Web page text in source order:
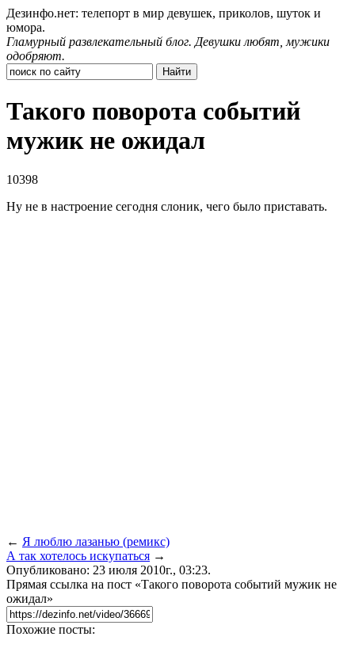
Дезинфо.нет: телепорт в мир девушек, приколов, шуток и
юмора.
Гламурный развлекательный блог. Девушки любят, мужики
одобряют.
Такого поворота событий
мужик не ожидал
10398
Ну не в настроение сегодня слоник, чего было приставать.
← Я люблю лазанью (ремикс)
А так хотелось искупаться →
Опубликовано: 23 июля 2010г., 03:23.
Прямая ссылка на пост «Такого поворота событий мужик не
ожидал»
Похожие посты: